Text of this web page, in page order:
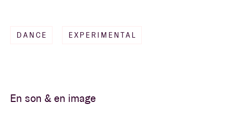
DANCE EXPERIMENTAL
En son & en image